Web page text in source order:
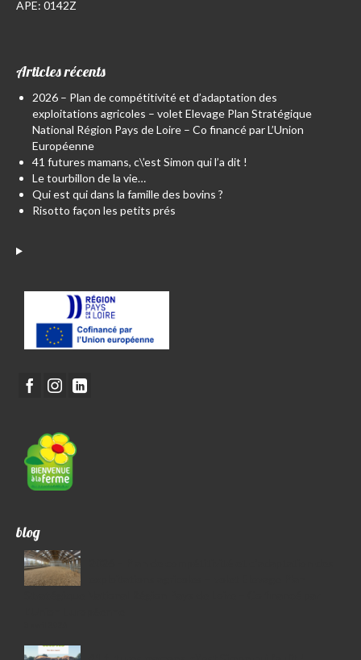
APE: 0142Z
Articles récents
2026 – Plan de compétitivité et d’adaptation des
exploitations agricoles – volet Elevage Plan Stratégique
National Région Pays de Loire – Co financé par L’Union
Européenne
41 futures mamans, c\’est Simon qui l’a dit !
Le tourbillon de la vie…
Qui est qui dans la famille des bovins ?
Risotto façon les petits prés
blog